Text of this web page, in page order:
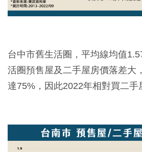
台中市舊生活圈，平均線均值
活圈預售屋及二手屋房價落差大
達75%，因此2022年相對買二手